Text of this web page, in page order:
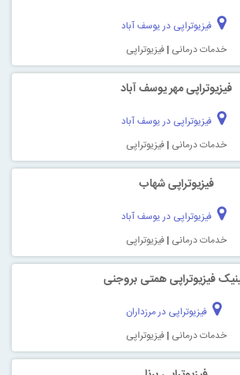
فیزیوتراپی در یوسف آباد
خدمات درمانی |فیزیوتراپی
فیزیوتراپی مهر یوسف آباد
فیزیوتراپی در یوسف آباد
خدمات درمانی |فیزیوتراپی
فیزیوتراپی شهاب
فیزیوتراپی در یوسف آباد
خدمات درمانی |فیزیوتراپی
فیزیوتراپی همتی بروجنی
فیزیوتراپی در مرزداران
خدمات درمانی |فیزیوتراپی